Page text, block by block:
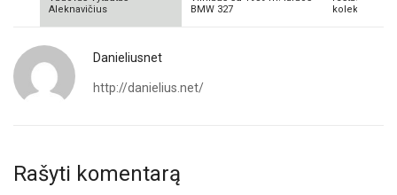
Aleknavičius
BMW 327
Danieliusnet
http://danielius.net/
Rašyti komentarą